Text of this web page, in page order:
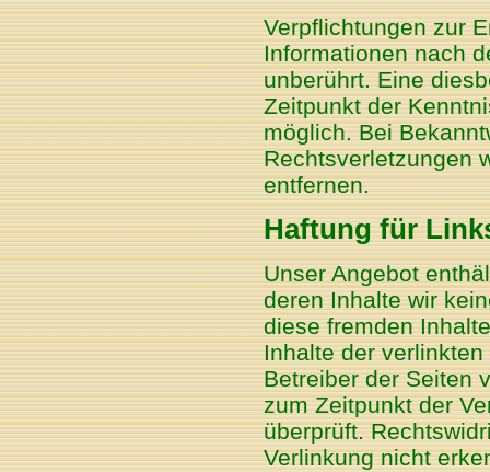
Verpflichtungen zur
Informationen nach
unberührt. Eine
Zeitpunkt der
möglich. Bei
Rechtsverletzungen
entfernen.
Haftung für
Unser Angebot
deren Inhalte wir
diese fremden
Inhalte der
Betreiber der Seiten
zum Zeitpunkt der
überprüft.
Verlinkung nicht